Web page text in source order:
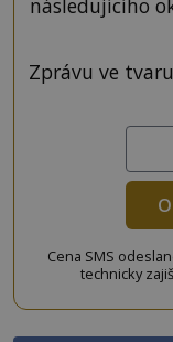
následujícího
Zprávu ve
Cena SMS
technicky